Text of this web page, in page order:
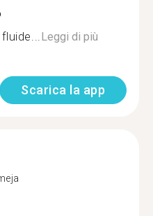
Leggi di più
Scarica la app